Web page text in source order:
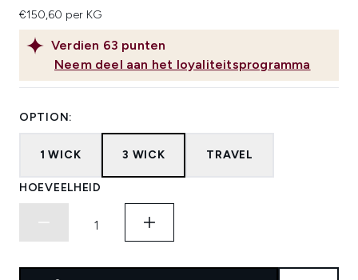
Verdien 63 punten
Neem deel aan het loyaliteitsprogramma
€150,60 per KG
OPTION:
1 WICK 3 WICK TRAVEL
HOEVEELHEID